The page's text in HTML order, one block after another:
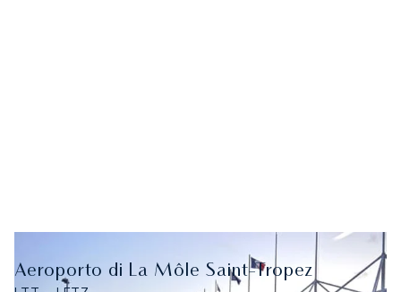
Aeroporto di La Môle Saint-Tropez